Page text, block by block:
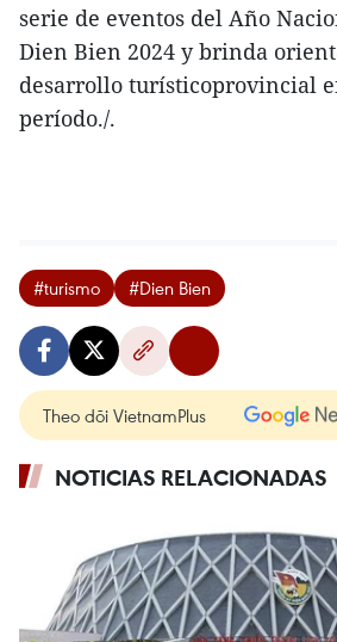
serie de eventos del Año
Dien Bien 2024 y brinda
desarrollo turísticoprovincial
período./.
#turismo #Dien Bien
Theo dõi VietnamPlus
NOTICIAS RELACIONADAS